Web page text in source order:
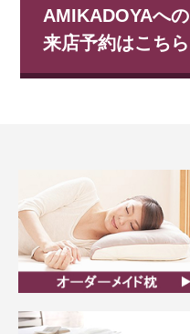
AMIKADOYAへの
来店予約はこちら